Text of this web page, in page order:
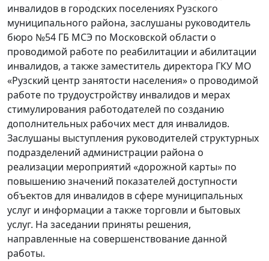
инвалидов в городских поселениях Рузского
муниципального района, заслушаны руководитель
бюро №54 ГБ МСЭ по Московской области о
проводимой работе по реабилитации и абилитации
инвалидов, а также заместитель директора ГКУ МО
«Рузский центр занятости населения» о проводимой
работе по трудоустройству инвалидов и мерах
стимулирования работодателей по созданию
дополнительных рабочих мест для инвалидов.
Заслушаны выступления руководителей структурных
подразделений администрации района о
реализации мероприятий «дорожной карты» по
повышению значений показателей доступности
объектов для инвалидов в сфере муниципальных
услуг и информации а также торговли и бытовых
услуг. На заседании приняты решения,
направленные на совершенствование данной
работы.